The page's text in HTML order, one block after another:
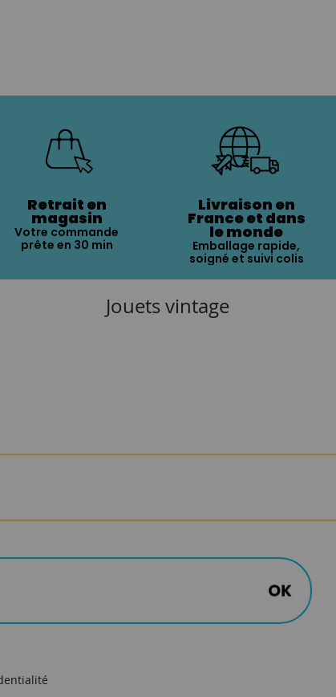
Retrait en
magasin
Votre commande
prête en 30 min
Livraison en
France et dans
le monde
Emballage rapide,
soigné et suivi colis
Jouets vintage